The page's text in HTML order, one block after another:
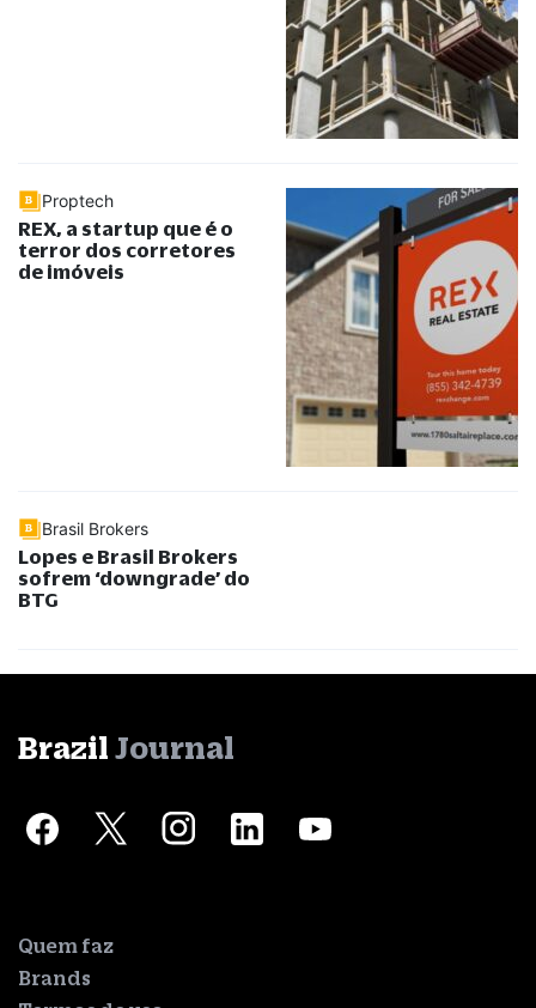
Proptech
REX, a startup que é o
terror dos corretores
de imóveis
Brasil Brokers
Lopes e Brasil Brokers
sofrem ‘downgrade’ do
BTG
Brazil Journal
Quem faz
Brands